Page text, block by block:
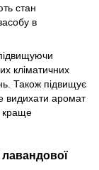
стан
в
кліматичних
Також підвищує
видихати аромат
краще
лавандової